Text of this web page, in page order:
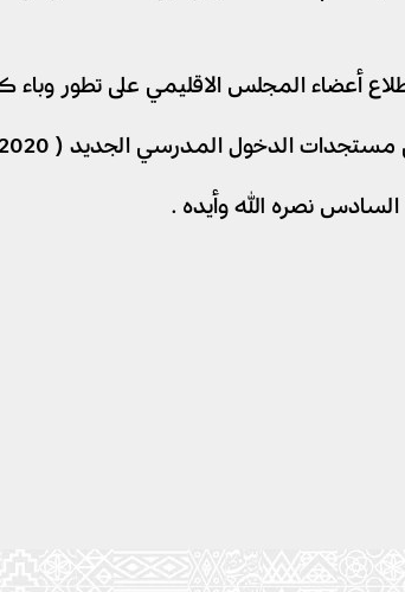
أعضاء المجلس الاقليمي على تطور وباء
الدخول المدرسي الجديد ( 2020 _ 2021 )
نصره الله وأيده .